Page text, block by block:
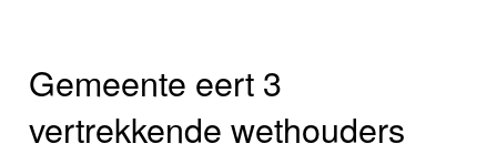
Gemeente eert 3
vertrekkende wethouders